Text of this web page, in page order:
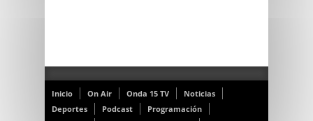
Inicio On Air Onda 15 TV
Noticias
Deportes
Podcast
Programación